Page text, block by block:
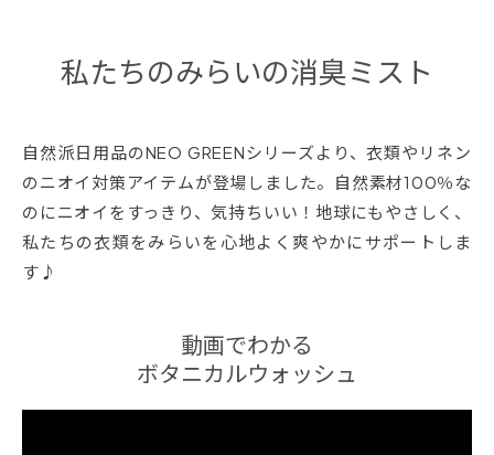
私たちのみらいの消臭ミスト
自然派日用品のNEO GREENシリーズより、衣類やリネン
のニオイ対策アイテムが登場しました。自然素材100％な
のにニオイをすっきり、気持ちいい！地球にもやさしく、
私たちの衣類をみらいを心地よく爽やかにサポートしま
す♪
動画でわかる
ボタニカルウォッシュ